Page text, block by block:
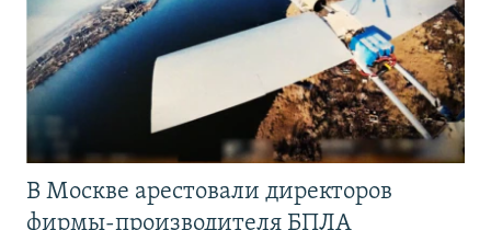
В Москве арестовали директоров
фирмы-производителя БПЛА